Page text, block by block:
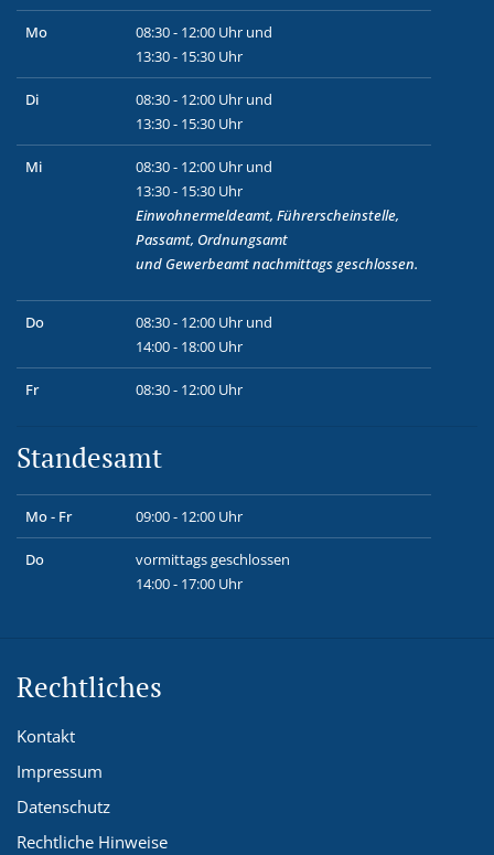
Mo
08:30 - 12:00 Uhr und
13:30 - 15:30 Uhr
Di
08:30 - 12:00 Uhr und
13:30 - 15:30 Uhr
Mi
08:30 - 12:00 Uhr und
13:30 - 15:30 Uhr
Einwohnermeldeamt, Führerscheinstelle,
Passamt, Ordnungsamt
und Gewerbeamtnachmittags geschlossen.
Do
08:30 - 12:00 Uhr und
14:00 - 18:00 Uhr
Fr 08:30 - 12:00 Uhr
Standesamt
Mo - Fr 09:00 - 12:00 Uhr
Do
vormittags geschlossen
14:00 - 17:00 Uhr
Rechtliches
Kontakt
Impressum
Datenschutz
Rechtliche Hinweise